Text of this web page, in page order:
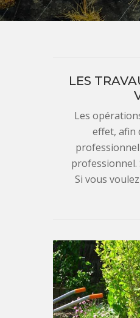
LES
Les
effet, afin
professionnel.
Si vous